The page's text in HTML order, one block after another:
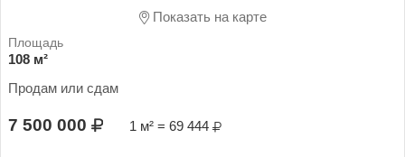
Показать на карте
108 м²
Продам или сдам
7 500 000 1 м² = 69 444